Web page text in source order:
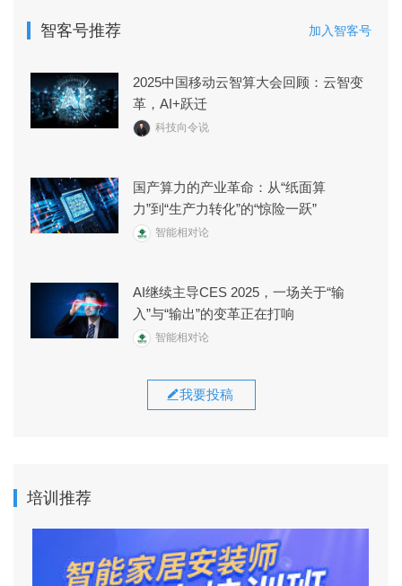
智客号推荐 加入智客号
2025中国移动云智算大会回顾：云智变
革，AI+跃迁
科技向令说
国产算力的产业革命：从“纸面算
力”到“生产力转化”的“惊险一跃”
智能相对论
AI继续主导CES 2025，一场关于“输
入”与“输出”的变革正在打响
智能相对论
我要投稿
培训推荐